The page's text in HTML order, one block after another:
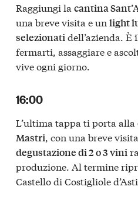
Raggiungi la cantina
una breve visita e un light
selezionatidell’azienda.
fermarti, assaggiare e
vive ogni giorno.
16:00
L’ultima tappa ti porta alla
Mastri, con una breve
degustazione di 2 o 3 vini
produzione. Al termine
Castello di Costigliole